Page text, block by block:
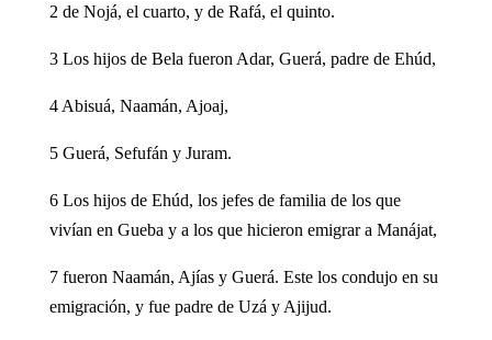
2 de Nojá, el cuarto, y de Rafá, el quinto.
3 Los hijos de Bela fueron Adar, Guerá, padre de Ehúd,
4 Abisuá, Naamán, Ajoaj,
5 Guerá, Sefufán y Juram.
6 Los hijos de Ehúd, los jefes de familia de los que
vivían en Gueba y a los que hicieron emigrar a Manájat,
7 fueron Naamán, Ajías y Guerá. Este los condujo en su
emigración, y fue padre de Uzá y Ajijud.